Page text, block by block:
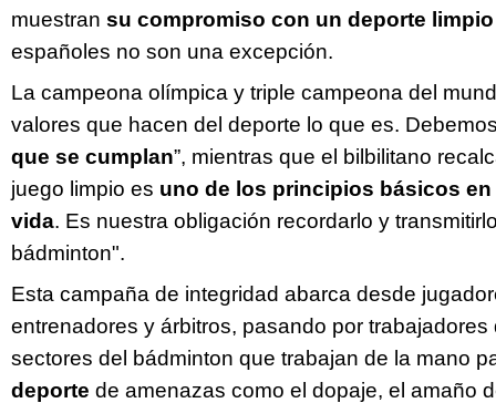
muestran su compromiso con un deporte
españoles no son una excepción.
La campeona olímpica y triple campeona del
valores que hacen del deporte lo que es.
que se cumplan”, mientras que el bilbilitano
juego limpio es uno de los principios básicos en
vida. Es nuestra obligación recordarlo y
bádminton".
Esta campaña de integridad abarca desde
entrenadores y árbitros, pasando por trabajadores
sectores del bádminton que trabajan de la mano
deporte de amenazas como el dopaje, el amaño